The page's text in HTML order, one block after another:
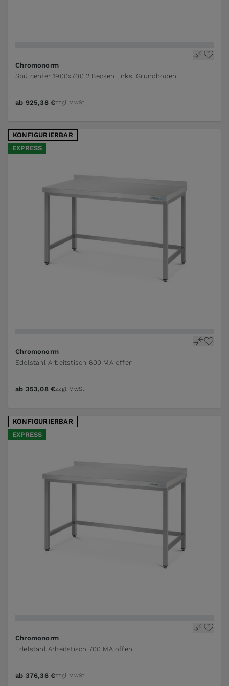
Chromonorm
Spülcenter 1900x700 2 Becken links, Grundboden
ab 925,38 €zzgl. MwSt.
KONFIGURIERBAR
EXPRESS
Chromonorm
Edelstahl Arbeitstisch 600 MA offen
The price depends on the options chosen on the
ab 353,08 €zzgl. MwSt.
KONFIGURIERBAR
EXPRESS
Chromonorm
Edelstahl Arbeitstisch 700 MA offen
The price depends on the options chosen on the
ab 376,36 €zzgl. MwSt.